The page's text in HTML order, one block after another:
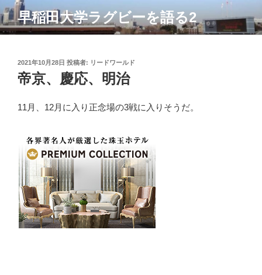
コ
ン
テ
早稲田大学ラグビーを語る2
投
稿
日:
2021年10月28日 投稿者: リードワールド
帝京、慶応、明治
11月、12月に入り正念場の3戦に入りそうだ。